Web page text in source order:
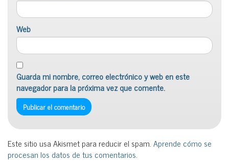
Web
Guarda mi nombre, correo electrónico y web en este
navegador para la próxima vez que comente.
Este sitio usa Akismet para reducir el spam.Aprende cómo se
procesan los datos de tus comentarios.